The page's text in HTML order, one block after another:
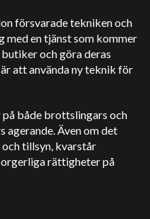
försvarade tekniken och
med en tjänst som kommer
och göra deras
att använda ny teknik för
både brottslingars och
Även om det
tillsyn, kvarstår
rättigheter på